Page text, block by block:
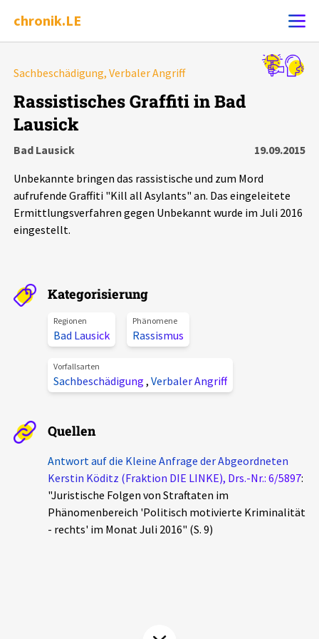
chronik.LE
Ereignis melden
Chronik
Leipziger Zustände
Phänomene
Aktuelles
Alle Beiträge
Pressemitteilungen
Podcasts
Über uns
Projektbeschreibung
Unterstützer_innen
chronik.LE in der Presse
Sachbeschädigung, Verbaler Angriff
Rassistisches Graffiti in Bad
Lausick
Bad Lausick
19.09.2015
Unbekannte bringen das rassistische und zum Mord
aufrufende Graffiti "Kill all Asylants" an. Das eingeleitete
Ermittlungsverfahren gegen Unbekannt wurde im Juli 2016
eingestellt.
Kategorisierung
Regionen
Bad Lausick
Phänomene
Rassismus
Vorfallsarten
Sachbeschädigung , Verbaler Angriff
Quellen
Antwort auf die Kleine Anfrage der Abgeordneten
Kerstin Köditz (Fraktion DIE LINKE), Drs.-Nr.: 6/5897:
"Juristische Folgen von Straftaten im
Phänomenbereich 'Politisch motivierte Kriminalität
- rechts' im Monat Juli 2016" (S. 9)
Alle Ereignisse
Ereignisse
Ereignisse